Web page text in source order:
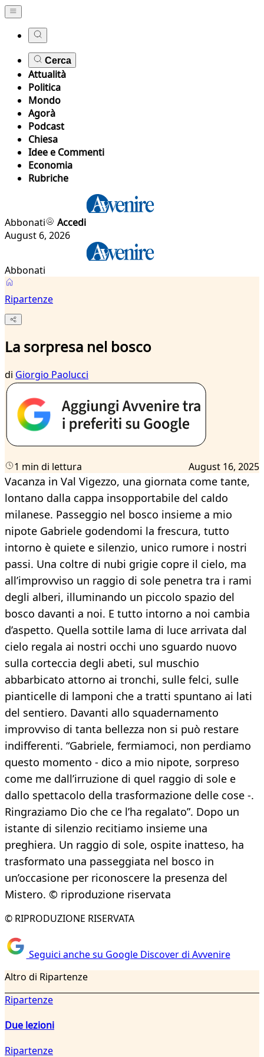
Cerca
Attualità
Politica
Mondo
Agorà
Podcast
Chiesa
Idee e Commenti
Economia
Rubriche
Abbonati
Accedi
August 6, 2026
Abbonati
Ripartenze
La sorpresa nel bosco
di Giorgio Paolucci
1 min di lettura August 16, 2025
Vacanza in Val Vigezzo, una giornata come tante,
lontano dalla cappa insopportabile del caldo
milanese. Passeggio nel bosco insieme a mio
nipote Gabriele godendomi la frescura, tutto
intorno è quiete e silenzio, unico rumore i nostri
passi. Una coltre di nubi grigie copre il cielo, ma
all’improvviso un raggio di sole penetra tra i rami
degli alberi, illuminando un piccolo spazio del
bosco davanti a noi. E tutto intorno a noi cambia
d’aspetto. Quella sottile lama di luce arrivata dal
cielo regala ai nostri occhi uno sguardo nuovo
sulla corteccia degli abeti, sul muschio
abbarbicato attorno ai tronchi, sulle felci, sulle
pianticelle di lamponi che a tratti spuntano ai lati
del sentiero. Davanti allo squadernamento
improvviso di tanta bellezza non si può restare
indifferenti. “Gabriele, fermiamoci, non perdiamo
questo momento - dico a mio nipote, sorpreso
come me dall’irruzione di quel raggio di sole e
dallo spettacolo della trasformazione delle cose -.
Ringraziamo Dio che ce l’ha regalato”. Dopo un
istante di silenzio recitiamo insieme una
preghiera. Un raggio di sole, ospite inatteso, ha
trasformato una passeggiata nel bosco in
un’occasione per riconoscere la presenza del
Mistero. © riproduzione riservata
© RIPRODUZIONE RISERVATA
Seguici anche su Google Discover di Avvenire
Altro di Ripartenze
Ripartenze
Due lezioni
Ripartenze